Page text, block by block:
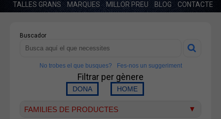
TALLES GRANS MARQUES MILLOR PREU BLOG CONTACTE
Buscador
No trobes el que busques? Fes-nos un suggeriment
Filtrar per gènere
FAMILIES DE PRODUCTES